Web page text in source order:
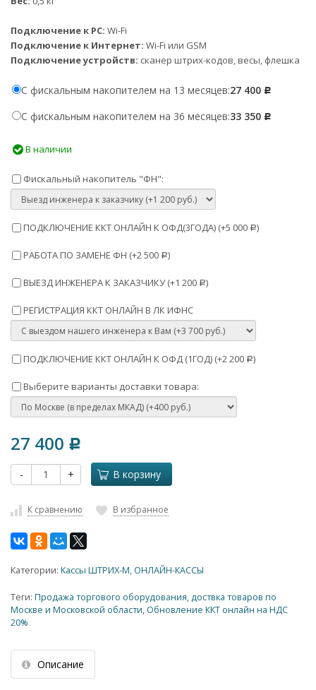
Подключение к PC: Wi-Fi
Подключение к Интернет: Wi-Fi или GSM
Подключение устройств: сканер штрих-кодов, весы, флешка
С фискальным накопителем на 13 месяцев:27 400 Р
С фискальным накопителем на 36 месяцев:33 350 Р
В наличии
Фискальный накопитель "ФН":
ПОДКЛЮЧЕНИЕ ККТ ОНЛАЙН К ОФД(3ГОДА) (+5 000 Р)
РАБОТА ПО ЗАМЕНЕ ФН (+2 500 Р)
ВЫЕЗД ИНЖЕНЕРА К ЗАКАЗЧИКУ (+1 200 Р)
РЕГИСТРАЦИЯ ККТ ОНЛАЙН В ЛК ИФНС
ПОДКЛЮЧЕНИЕ ККТ ОНЛАЙН К ОФД (1ГОД) (+2 200 Р)
Выберите варианты доставки товара:
27 400 Р
- + В корзину
К сравнению В избранное
Категории: Кассы ШТРИХ-М, ОНЛАЙН-КАССЫ
Теги: Продажа торгового оборудования,доствка товаров по
Москве и Московской области, Обновление ККТ онлайн на НДС
20%
Описание